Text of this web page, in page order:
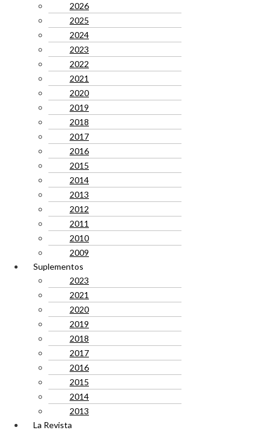
2026
2025
2024
2023
2022
2021
2020
2019
2018
2017
2016
2015
2014
2013
2012
2011
2010
2009
Suplementos
2023
2021
2020
2019
2018
2017
2016
2015
2014
2013
La Revista